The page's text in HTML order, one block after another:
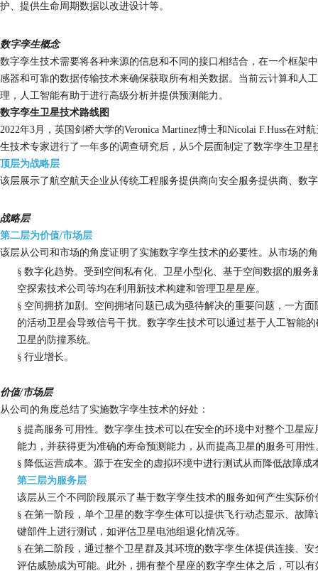
护、提供生命周期数据以改进设计等。
数字孪生概念
数字孪生技术需要将各种来源的信息和不同的接口相结合，在一个框架
感器和可靠的数据传输技术来确保获取所有相关数据。当前云计算和人
理，人工智能有助于进行高级分析并提供预测能力。
数字孪生卫星技术路线图
2022年3月，英国剑桥大学的Veronica Martinez博士和Nicolai F.Huss在
生技术专家进行了一年多的调查研究后，从5个层面制定了数字孪生卫星
顶层为战略层
该层展示了航空航天企业从传统工程服务提供商向安全服务提供商、数
战略层
第二层为价值/市场层
该层从公司和市场的角度证明了实施数字孪生技术的必要性。从市场的
§ 数字化趋势。受到空间私有化、卫星小型化、基于空间数据的服务
空探索技术公司等均在利用新技术构建和管理卫星星座。
§ 空间拥挤加剧。空间拥堵问题已成为亟待解决的重要问题，一方
的活动卫星会导致信号干扰。数字孪生技术可以通过基于人工智能
卫星的防撞系统。
§ 行业增长。
价值/市场层
从公司的角度总结了实施数字孪生技术的好处：
§提高服务可用性。数字孪生技术可以在安全的环境中对整个卫星
能力，并获得更为准确的寿命预测能力，从而提高卫星的服务可用性
§ 降低运营成本。源于在安全的虚拟环境中进行测试从而降低故障成
第三层为服务层
该层从三个不同阶段展示了基于数字孪生技术的服务如何产生实际价
§在第一阶段，单个卫星的数字孪生体可以提供飞行动态显示、故
键部件上进行测试，如评估卫星电池组退化情况等。
§在第二阶段，通过整个卫星群及其环境的数字孪生体提供连接、
评估威胁成为可能。此外，拥有整个星座的数字孪生体之后，可以